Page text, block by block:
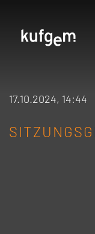
17.10.2024, 14:44